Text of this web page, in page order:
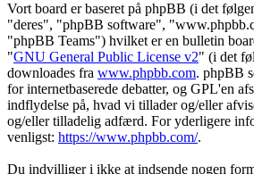
Vort board er baseret på phpBB (i det
"deres", "phpBB software",
"phpBB Teams") hvilket er en bulletin
"GNU General Public License v2" (i det
downloades fra www.phpbb.com. phpBB
for internetbaserede debatter, og GPL'en
indflydelse på, hvad vi tillader og/eller
og/eller tilladelig adfærd. For yderligere
venligst: https://www.phpbb.com/.
Du indvilliger i ikke at indsende nogen